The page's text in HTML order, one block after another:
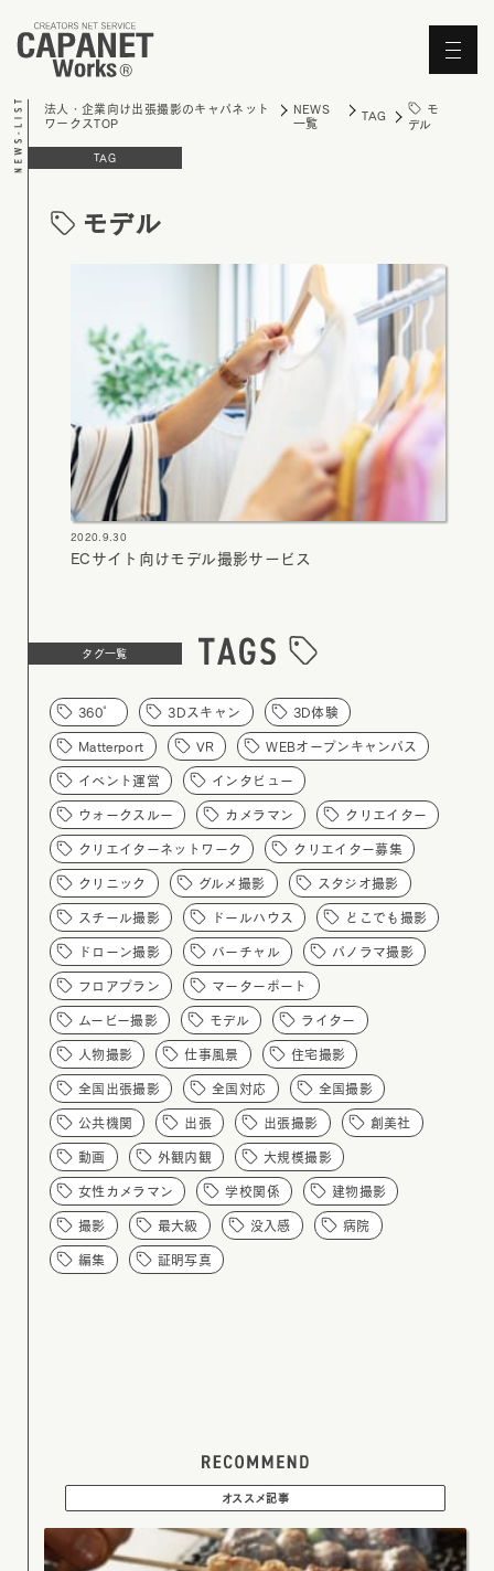
法人・企業向け出張撮影のキャパネット
ワークスTOP
NEWS
一覧
TAG
モ
デル
TAG
モデル
2020.9.30
ECサイト向けモデル撮影サービス
タグ一覧
360° 3Dスキャン 3D体験
Matterport VR WEBオープンキャンパス
イベント運営 インタビュー
ウォークスルー カメラマン クリエイター
クリエイターネットワーク クリエイター募集
クリニック グルメ撮影 スタジオ撮影
スチール撮影 ドールハウス どこでも撮影
ドローン撮影 バーチャル パノラマ撮影
フロアプラン マーターポート
ムービー撮影 モデル ライター
人物撮影 仕事風景 住宅撮影
全国出張撮影 全国対応 全国撮影
公共機関 出張 出張撮影 創美社
動画 外観内観 大規模撮影
女性カメラマン 学校関係 建物撮影
撮影 最大級 没入感 病院
編集 証明写真
オススメ記事